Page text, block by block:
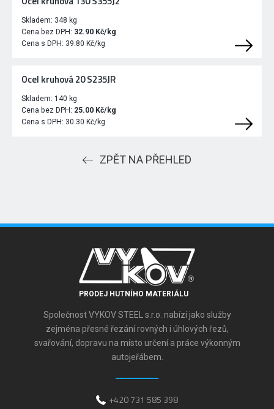
Skladem: 348 kg
Cena bez DPH: 32.90 Kč/kg
Cena s DPH: 39.80 Kč/kg
Ocel kruhová 20 S235JR
Skladem: 140 kg
Cena bez DPH: 25.00 Kč/kg
Cena s DPH: 30.30 Kč/kg
ZPĚT NA PŘEHLED
PRODEJ HUTNÍHO MATERIÁLU
Společnost VYKOV STEEL s.r.o. nabízí jako služby
zejména přesné řezání rovných i úhlových řezů,
svařování, dopravu na místo určení a práce výkonným
autojeřábem.
+420 731 585 398